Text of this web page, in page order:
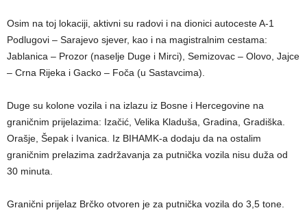
Osim na toj lokaciji, aktivni su radovi i na dionici autoceste A-1
Podlugovi – Sarajevo sjever, kao i na magistralnim cestama:
Jablanica – Prozor (naselje Duge i Mirci), Semizovac – Olovo, Jajce
– Crna Rijeka i Gacko – Foča (u Sastavcima).
Duge su kolone vozila i na izlazu iz Bosne i Hercegovine na
graničnim prijelazima: Izačić, Velika Kladuša, Gradina, Gradiška.
Orašje, Šepak i Ivanica. Iz BIHAMK-a dodaju da na ostalim
graničnim prelazima zadržavanja za putnička vozila nisu duža od
30 minuta.
Granični prijelaz Brčko otvoren je za putnička vozila do 3,5 tone.